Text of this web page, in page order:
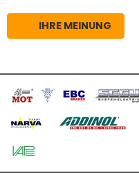
IHRE MEINUNG